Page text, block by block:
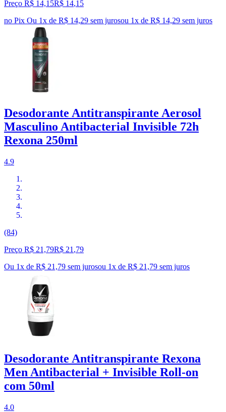
Preço R$ 14,15R$ 14,15
no Pix Ou 1x de R$ 14,29 sem jurosou 1x de R$ 14,29 sem juros
Desodorante Antitranspirante Aerosol
Masculino Antibacterial Invisible 72h
Rexona 250ml
4.9
(84)
Preço R$ 21,79R$ 21 ,79
Ou 1x de R$ 21,79 sem jurosou 1x de R$ 21,79 sem juros
Desodorante Antitranspirante Rexona
Men Antibacterial + Invisible Roll-on
com 50ml
4.0